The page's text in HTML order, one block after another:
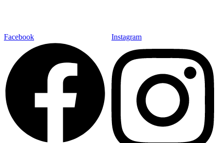
Facebook Instagram